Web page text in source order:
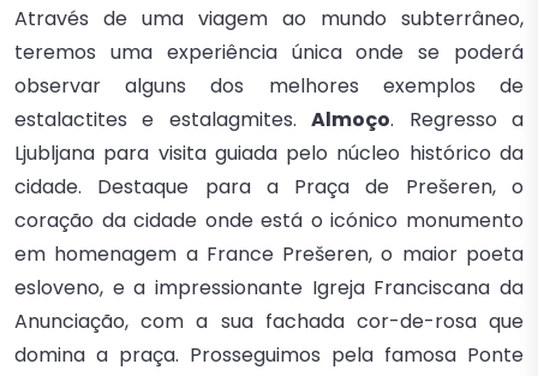
Através de uma viagem ao mundo subterrâneo,
teremos uma experiência única onde se poderá
observar alguns dos melhores exemplos de
estalactites e estalagmites.Almoço. Regresso a
Ljubljana para visita guiada pelo núcleo histórico da
cidade. Destaque para a Praça de Prešeren, o
coração da cidade onde está o icónico monumento
em homenagem a France Prešeren, o maior poeta
esloveno, e a impressionante Igreja Franciscana da
Anunciação, com a sua fachada cor-de-rosa que
domina a praça. Prosseguimos pela famosa Ponte